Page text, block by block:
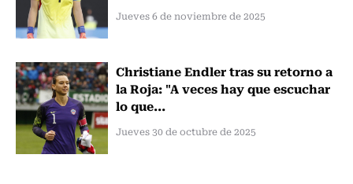
Jueves 6 de noviembre de 2025
Christiane Endler tras su retorno a
la Roja: "A veces hay que escuchar
lo que...
Jueves 30 de octubre de 2025